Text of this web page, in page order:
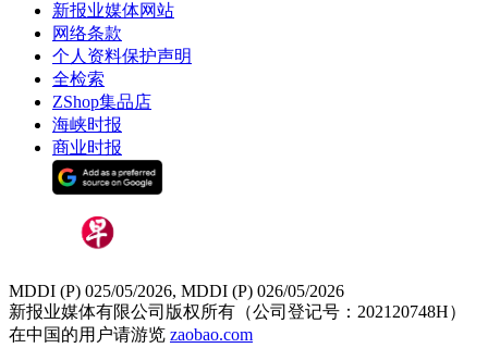
新报业媒体网站
网络条款
个人资料保护声明
全检索
ZShop集品店
海峡时报
商业时报
MDDI (P) 025/05/2026, MDDI (P) 026/05/2026
新报业媒体有限公司版权所有（公司登记号：202120748H）
在中国的用户请游览 zaobao.com